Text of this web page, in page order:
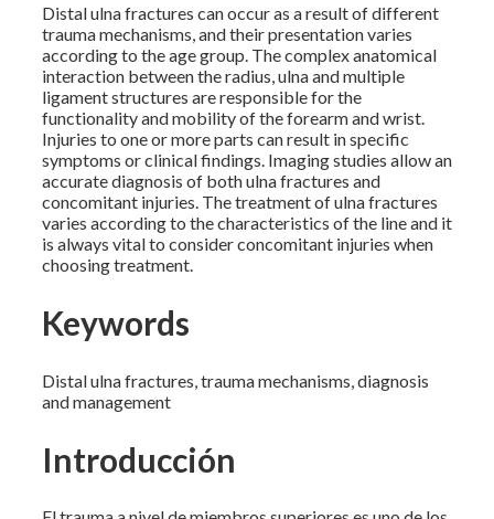
Distal ulna fractures can occur as a result of different
trauma mechanisms, and their presentation varies
according to the age group. The complex anatomical
interaction between the radius, ulna and multiple
ligament structures are responsible for the
functionality and mobility of the forearm and wrist.
Injuries to one or more parts can result in specific
symptoms or clinical findings. Imaging studies allow an
accurate diagnosis of both ulna fractures and
concomitant injuries. The treatment of ulna fractures
varies according to the characteristics of the line and it
is always vital to consider concomitant injuries when
choosing treatment.
Keywords
Distal ulna fractures, trauma mechanisms, diagnosis
and management
Introducción